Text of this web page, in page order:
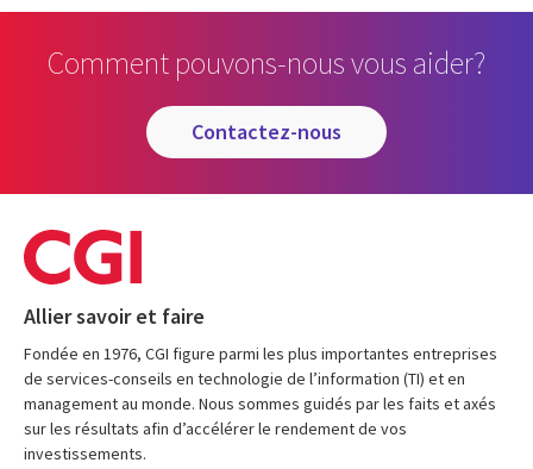
Comment pouvons-nous vous aider?
contactez-nous
Allier savoir et faire
Fondée en 1976, CGI figure parmi les plus importantes entreprises
de services-conseils en technologie de l’information (TI) et en
management au monde. Nous sommes guidés par les faits et axés
sur les résultats afin d’accélérer le rendement de vos
investissements.